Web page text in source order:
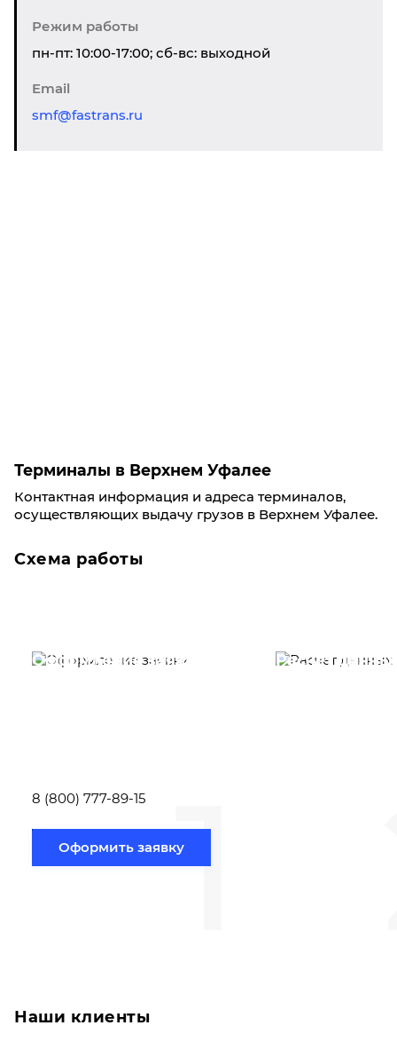
Режим работы
пн-пт: 10:00-17:00; сб-вс: выходной
Email
smf@fastrans.ru
Терминалы в Верхнем Уфалее
Контактная информация и адреса терминалов,
осуществляющих выдачу грузов в Верхнем Уфалее.
Схема работы
1
Оформление заявки
8 (800) 777-89-15
Оформить заявку
Расчет
Наши клиенты